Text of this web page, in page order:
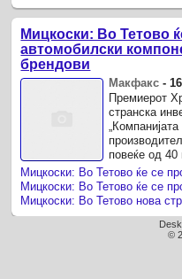
Мицкоски: Во Тетово
автомобилски
брендови
Макфакс -
Премиерот
странска
повеќе од 40
околу 20
работни
©